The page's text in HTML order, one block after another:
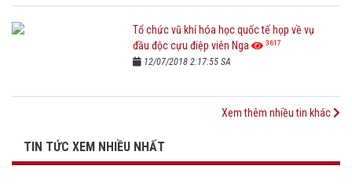
Tổ chức vũ khí hóa học quốc tế họp về vụ
đầu độc cựu điệp viên Nga
3617
12/07/2018 2:17:55 SA
Xem thêm nhiều tin khác
TIN TỨC XEM NHIỀU NHẤT